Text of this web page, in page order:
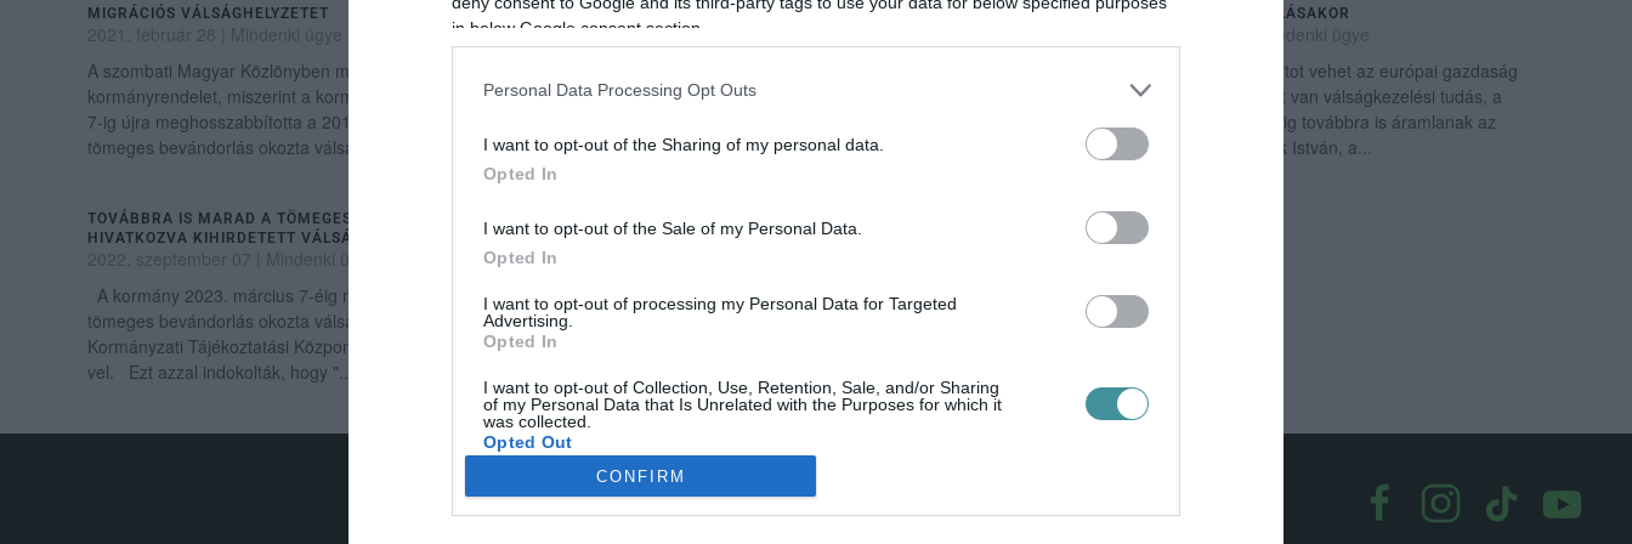
in below Google consent section.
Personal Data Processing Opt Outs
I want to opt-out of the Sharing of my personal data.
Opted In
I want to opt-out of the Sale of my Personal Data.
Opted In
I want to opt-out of processing my Personal Data for Targeted
Advertising.
Opted In
I want to opt-out of Collection, Use, Retention, Sale, and/or Sharing
of my Personal Data that Is Unrelated with the Purposes for which it
was collected.
Opted Out
CONFIRM
MIGRÁCIÓS VÁLSÁGHELYZETET
2021. február 28
Mindenki ügye
A szombati Magyar Közlönyben megjelent egy
kormányrendelet, miszerint a kormány 2021. szeptember
7-ig újra meghosszabbította a 2016 márciusa óta fennálló
tömeges bevándorlás okozta válsághelyzetet ...
A LAKÁSOK FELÚJÍTÁSÁNÁL EGY FELMÉRÉS SZERINT
2022. augusztus 15
homlokzati szigetelésre és a tető korszerűsítésére veszik
felmérésből, amelyet h...
A GAZDASÁG ÚJRAINDULÁSAKOR
Mindenki ügye
Magyarország repülőrajtot vehet az európai gazdaság
újraindulásakor, hiszen itt van válságkezelési tudás, a
külföldi beruházások pedig továbbra is áramlanak az
országba – mondta Hollik István, a...
TOVÁBBRA IS MARAD A TÖMEGES BEVÁNDORLÁSRA
HIVATKOZVA KIHIRDETETT VÁLSÁGHELYZET
2022. szeptember 07
Mindenki ügye
A kormány 2023. március 7-éig meghosszabbítja a
tömeges bevándorlás okozta válsághelyzetet - közölte a
Kormányzati Tájékoztatási Központ (KTK) kedden az MTI-
vel. Ezt azzal indokolták, hogy "...
2024. szeptember 03 |Mindenki ügye
válsághelyzet. A hétfő este megjelent Magyar